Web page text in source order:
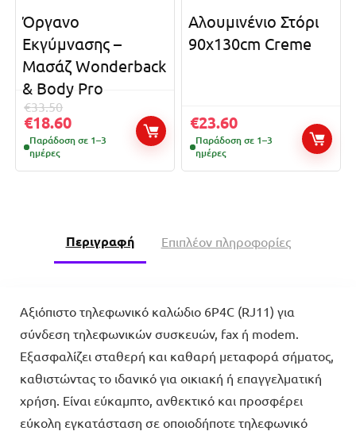
Όργανο
Εκγύμνασης –
Μασάζ Wonderback
& Body Pro
€33.50
€18.60
Παράδοση σε 1–3
ημέρες
Αλουμινένιο Στόρι
90x130cm Creme
€23.60
Παράδοση σε 1–3
ημέρες
Περιγραφή Επιπλέον πληροφορίες
Αξιόπιστο τηλεφωνικό καλώδιο 6P4C (RJ11) για
σύνδεση τηλεφωνικών συσκευών, fax ή modem.
Εξασφαλίζει σταθερή και καθαρή μεταφορά σήματος,
καθιστώντας το ιδανικό για οικιακή ή επαγγελματική
χρήση. Είναι εύκαμπτο, ανθεκτικό και προσφέρει
εύκολη εγκατάσταση σε οποιοδήποτε τηλεφωνικό